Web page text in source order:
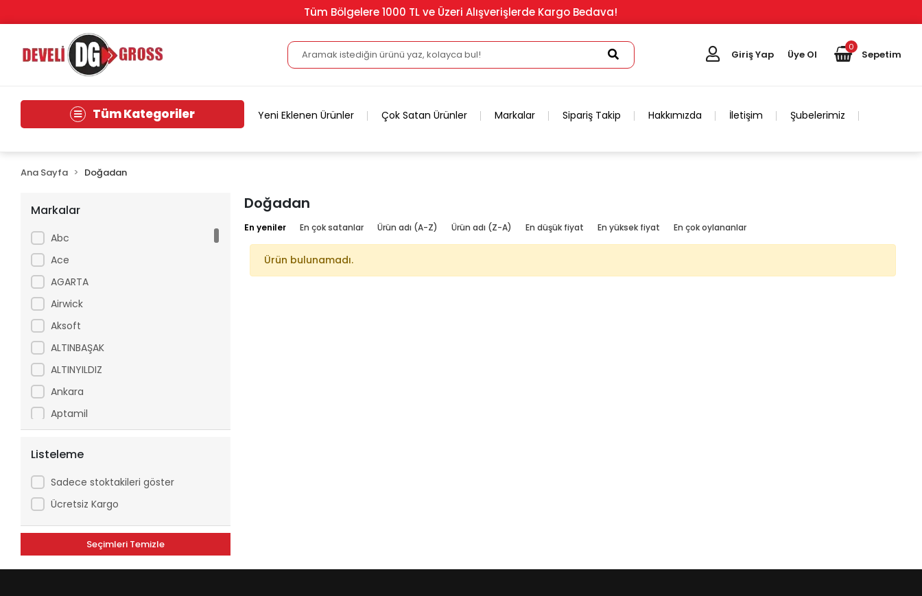
Tüm Bölgelere 1000 TL ve Üzeri Alışverişlerde Kargo Bedava!
Giriş Yap Üye Ol
0
Sepetim
Tüm Kategoriler Yeni Eklenen Ürünler Çok Satan Ürünler Markalar Sipariş Takip Hakkımızda İletişim Şubelerimiz
Ana Sayfa Doğadan
Markalar
Abc
Ace
AGARTA
Airwick
Aksoft
ALTINBAŞAK
ALTINYILDIZ
Ankara
Aptamil
Ariel
Arko
Asperox
ASSE
ATILGAN
Avşar
Listeleme
Sadece stoktakileri göster
Ücretsiz Kargo
Seçimleri Temizle
Doğadan
En yeniler En çok satanlar Ürün adı (A-Z) Ürün adı (Z-A) En düşük fiyat En yüksek fiyat En çok oylananlar
Ürün bulunamadı.